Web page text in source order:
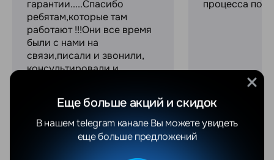
гарантии.....Спасибо
ребятам,которые там
работают !!!Они все время
были с нами на
связи,писали и звонили,
консультировали и
Увидеть весь отзыв
процесса
Еще больше акций и скидок
В нашем telegram канале Вы можете увидеть
еще больше предложений